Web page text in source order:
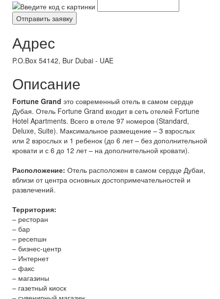
Адрес
P.O.Box 54142, Bur Dubai - UAE
Описание
Fortune Grand это современный отель в самом сердце
Дубая. Отель Fortune Grand входит в сеть отелей Fortune
Hotel Apartments. Всего в отеле 97 номеров (Standard,
Deluxe, Suite). Максимальное размещение – 3 взрослых
или 2 взрослых и 1 ребенок (до 6 лет – без дополнительной
кровати и с 6 до 12 лет – на дополнительной кровати).
Расположение: Отель расположен в самом сердце Дубаи,
вблизи от центра основных достопримечательностей и
развлечений.
Территория:
– ресторан
– бар
– ресепшн
– бизнес-центр
– Интернет
– факс
– магазины
– газетный киоск